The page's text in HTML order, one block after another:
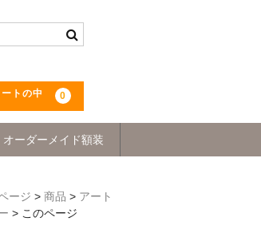
ートの中 0
オーダーメイド額装
ージ > 商品 > アート
> このページ